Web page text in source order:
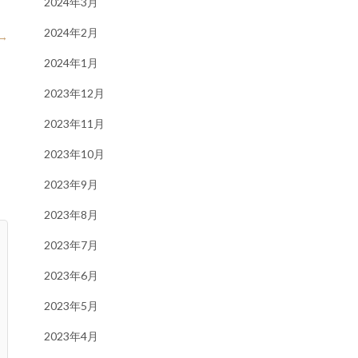
→ 2024年2月
2024年1月
2023年12月
2023年11月
2023年10月
2023年9月
2023年8月
2023年7月
2023年6月
2023年5月
2023年4月